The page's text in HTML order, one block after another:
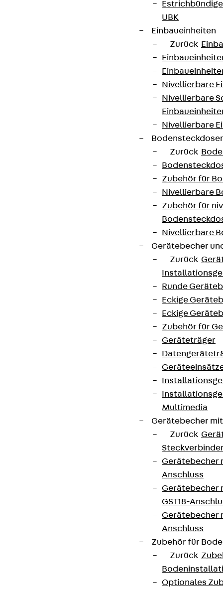
UBK
Einbaueinheiten
Zurück
Nivellierbare
Nivellierbare
Nivellierbare
Zurück
Zubehör für
Nivellierbare
Zubehör für
Nivellierbare
Gerätebecher
Zurück
Runde
Eckige
Eckige
Zubehör für
Geräteträger
Multimedia
Gerätebecher
Zurück
Gerätebecher
Anschluss
Gerätebecher
GST18-
Gerätebecher
Anschluss
Zubehör für
Zurück
Optionales